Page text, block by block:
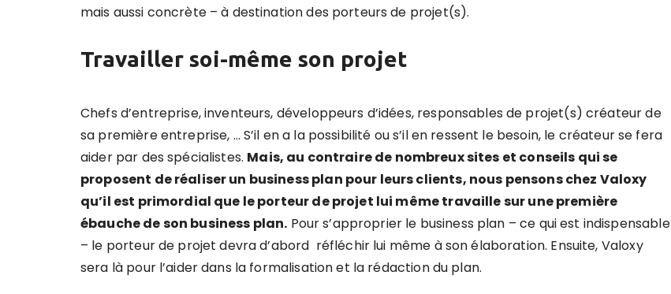
mais aussi concrète – à destination des porteurs de projet(s).
Travailler soi-même son projet
Chefs d’entreprise, inventeurs, développeurs d’idées, responsables de projet(s) créateur de
sa première entreprise, … S’il en a la possibilité ou s’il en ressent le besoin, le créateur se fera
aider par des spécialistes. Mais, au contraire de nombreux sites et conseils qui se
proposent de réaliser un business plan pour leurs clients, nous pensons chez Valoxy
qu’il est primordial que le porteur de projet lui même travaille sur une première
ébauche de son business plan. Pour s’approprier le business plan – ce qui est indispensable
– le porteur de projet devra d’abord réfléchir lui même à son élaboration. Ensuite, Valoxy
sera là pour l’aider dans la formalisation et la rédaction du plan.